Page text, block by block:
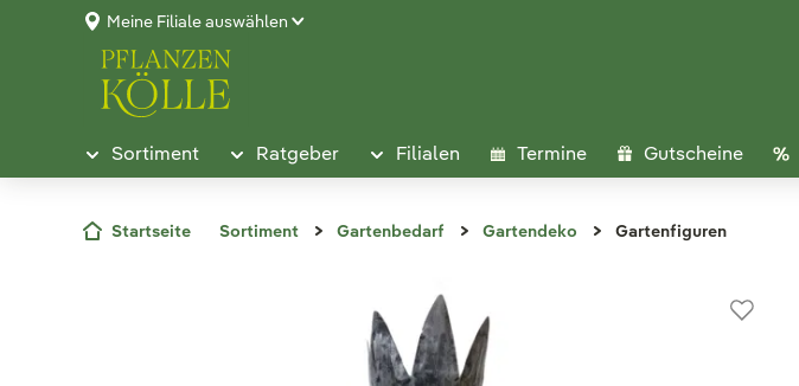
Meine Filiale auswählen
Sortiment Ratgeber Filialen Termine Gutscheine
Startseite Sortiment Gartenbedarf Gartendeko Gartenfiguren